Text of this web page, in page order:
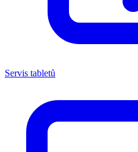
Servis tabletů